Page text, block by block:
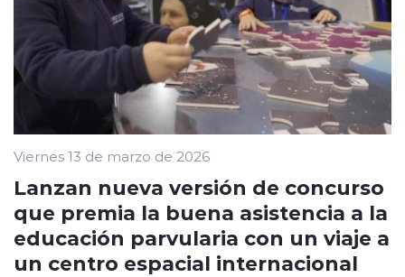
Viernes 13 de marzo de 2026
Lanzan nueva versión de concurso
que premia la buena asistencia a la
educación parvularia con un viaje a
un centro espacial internacional